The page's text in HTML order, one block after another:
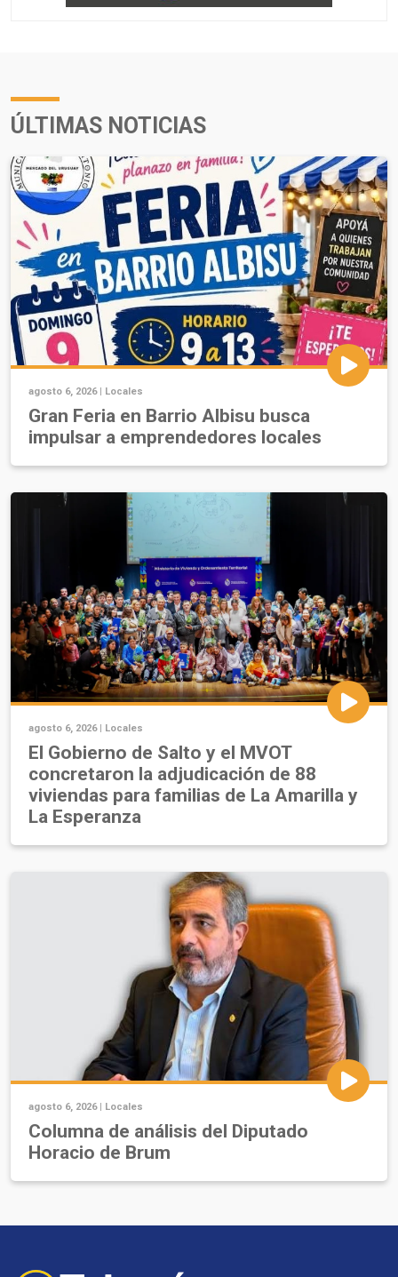
ÚLTIMAS NOTICIAS
agosto 6, 2026 | Locales
Gran Feria en Barrio Albisu busca
impulsar a emprendedores locales
agosto 6, 2026 | Locales
El Gobierno de Salto y el MVOT
concretaron la adjudicación de 88
viviendas para familias de La Amarilla y
La Esperanza
agosto 6, 2026 | Locales
Columna de análisis del Diputado
Horacio de Brum